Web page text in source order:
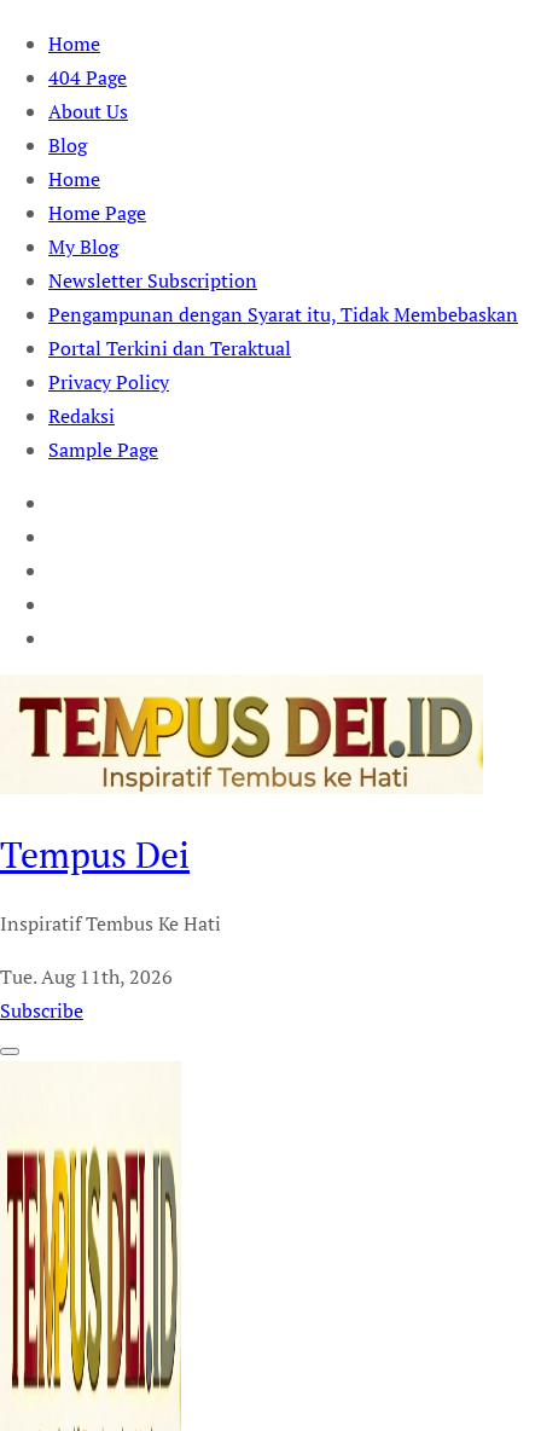
Skip
content
Home
404 Page
About Us
Blog
Home
Home Page
My Blog
Newsletter Subscription
Pengampunan dengan Syarat itu, Tidak Membebaskan
Portal Terkini dan Teraktual
Privacy Policy
Redaksi
Sample Page
Tempus Dei
Inspiratif Tembus Ke Hati
Tue. Aug 11th, 2026
Subscribe